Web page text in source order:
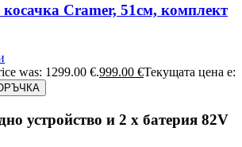
Cramer, 51см, комплект
was: 1299.00 €.999.00 €Текущата цена е:
устройство и 2 x батерия 82V